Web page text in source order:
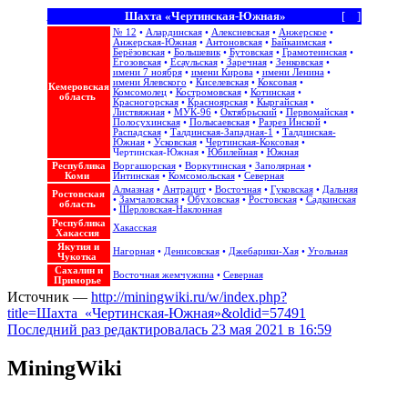
[+ ]
Шахта «Чертинская-Южная»
Кемеровская
область
№ 12 • Алардинская• Алексиевская• Анжерское•
Анжерская-Южная• Антоновская• Байкаимская•
Берёзовская• Большевик• Бутовская• Грамотеинская•
Егозовская• Есаульская• Заречная• Зенковская•
имени 7 ноября• имени Кирова• имени Ленина•
имени Ялевского • Киселевская• Коксовая•
Комсомолец• Костромовская• Котинская•
Красногорская• Красноярская• Кыргайская•
Листвяжная• МУК-96• Октябрьский• Первомайская•
Полосухинская• Полысаевская• Разрез Инской•
Распадская• Талдинская-Западная-1 • Талдинская-
Южная• Усковская• Чертинская-Коксовая•
Чертинская-Южная• Юбилейная• Южная
Республика
Коми
Воргашорская• Воркутинская• Заполярная•
Интинская• Комсомольская• Северная
Ростовская
область
Алмазная• Антрацит• Восточная• Гуковская• Дальняя
• Замчаловская• Обуховская• Ростовская• Садкинская
• Шерловская-Наклонная
Республика
Хакассия
Хакасская
Якутия и
Чукотка
Нагорная• Денисовская• Джебарики-Хая• Угольная
Сахалин и
Приморье
Восточная жемчужина‎• Северная
Источник — http://miningwiki.ru/w/index.php?
title=Шахта_«Чертинская-Южная»&oldid=57491
Последний раз редактировалась 23 мая 2021 в 16:59
MiningWiki